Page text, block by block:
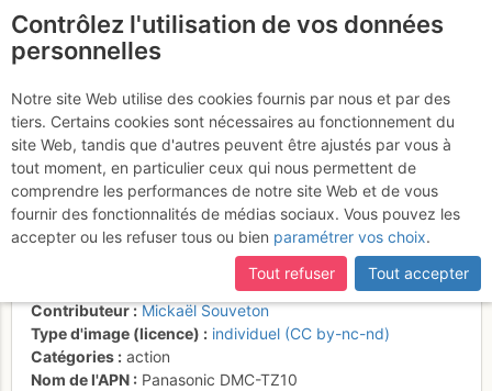
L4 : très belle et pour le
coup pas méchante pour
un 6c.
24 oct. 2012 11:34
Contributeur
Mickaël Souveton
Type d'image (licence)
individuel (CC by-nc-nd)
Catégories
action
Nom de l'APN
Panasonic DMC-TZ10
Contrôlez l'utilisation de vos données
personnelles
Notre site Web utilise des cookies fournis par nous et par des
tiers. Certains cookies sont nécessaires au fonctionnement du
site Web, tandis que d'autres peuvent être ajustés par vous à
tout moment, en particulier ceux qui nous permettent de
comprendre les performances de notre site Web et de vous
fournir des fonctionnalités de médias sociaux. Vous pouvez les
accepter ou les refuser tous ou bien paramétrer vos choix.
Tout refuser
Tout accepter